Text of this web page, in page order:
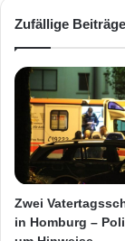
Zufällige Beiträge
Zwei
in Homburg –